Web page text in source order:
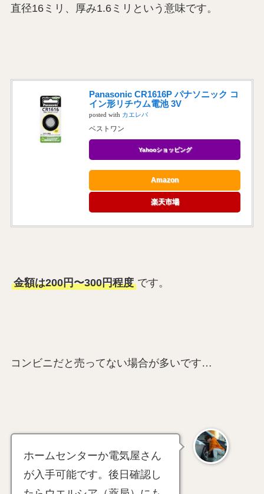
直径16ミリ、厚み1.6ミリという意味です。
Panasonic CR1616P パナソニック コ
イン形リチウム電池 3V
posted with カエレバ
ベストワン
Yahooショッピング
Amazon
楽天市場
金額は200円〜300円程度 です。
コンビニだと売ってない場合が多いです…
ホームセンターか電気屋さん
が入手可能です。後日確認し